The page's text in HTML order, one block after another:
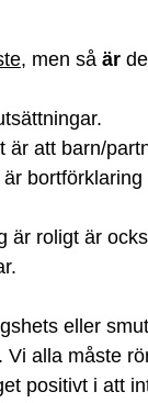
, men så är
att barn/
är roligt är
eller
alla måste
positivt i att